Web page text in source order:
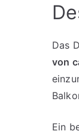
Das
von
Ein